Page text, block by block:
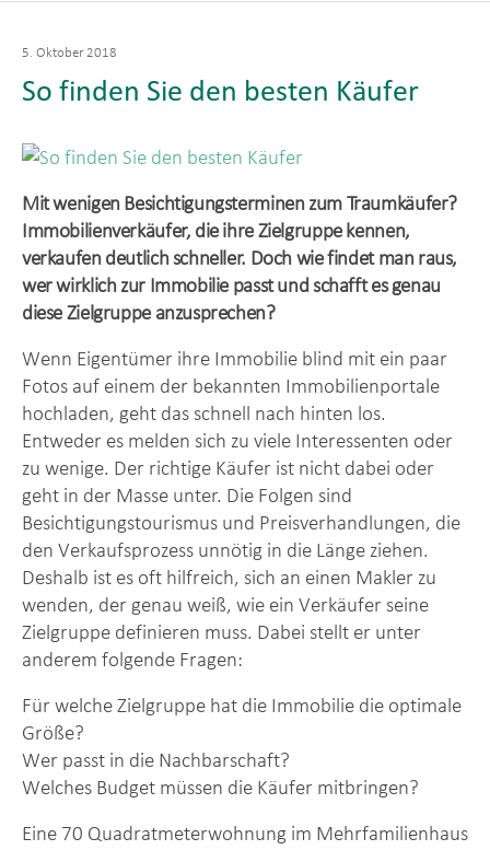
So finden Sie den besten Käufer
Mit wenigen Besichtigungsterminen zum Traumkäufer?
Immobilienverkäufer, die ihre Zielgruppe kennen,
verkaufen deutlich schneller. Doch wie findet man raus,
wer wirklich zur Immobilie passt und schafft es genau
diese Zielgruppe anzusprechen?
Wenn Eigentümer ihre Immobilie blind mit ein paar
Fotos auf einem der bekannten Immobilienportale
hochladen, geht das schnell nach hinten los.
Entweder es melden sich zu viele Interessenten oder
zu wenige. Der richtige Käufer ist nicht dabei oder
geht in der Masse unter. Die Folgen sind
Besichtigungstourismus und Preisverhandlungen, die
den Verkaufsprozess unnötig in die Länge ziehen.
Deshalb ist es oft hilfreich, sich an einen Makler zu
wenden, der genau weiß, wie ein Verkäufer seine
Zielgruppe definieren muss. Dabei stellt er unter
anderem folgende Fragen:
Für welche Zielgruppe hat die Immobilie die optimale
Größe?
Wer passt in die Nachbarschaft?
Welches Budget müssen die Käufer mitbringen?
Eine 70 Quadratmeterwohnung im Mehrfamilienhaus
Veröffentlicht
5. Oktober 2018